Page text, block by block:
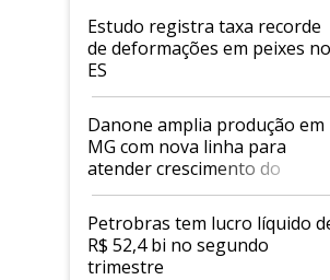
Estudo registra taxa recorde
de deformações em peixes no
ES
Danone amplia produção em
MG com nova linha para
atender crescimento do
mercado de alimentos
proteicos
Petrobras tem lucro líquido
R$ 52,4 bi no segundo
trimestre